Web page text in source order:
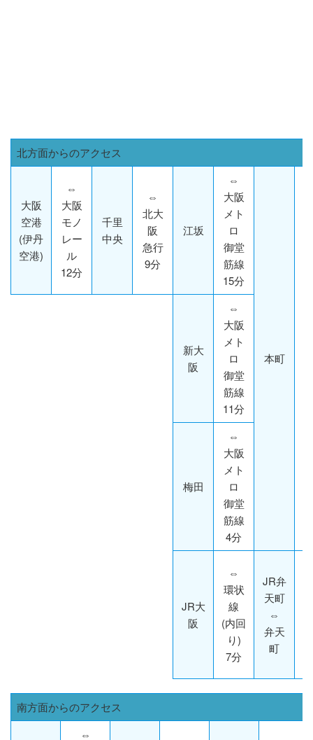
北方面からのアクセス
大阪
空港
(伊丹
空港)
⇔
大阪
モノ
レー
ル
12分
千里
中央
⇔
北大
阪
急行
9分
江坂
⇔
大阪
メト
ロ
御堂
筋線
15分
本町
新大
阪
⇔
大阪
メト
ロ
御堂
筋線
11分
梅田
⇔
大阪
メト
ロ
御堂
筋線
4分
JR大
阪
⇔
環状
線
(内回
り)
7分
JR弁
天町
⇔
弁天
町
南方面からのアクセス
⇔